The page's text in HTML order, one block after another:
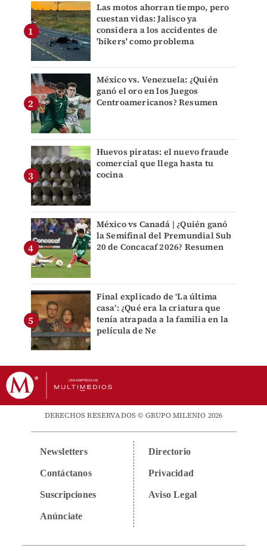
Las motos ahorran tiempo, pero
cuestan vidas: Jalisco ya
considera a los accidentes de
'bikers' como problema
México vs. Venezuela: ¿Quién
ganó el oro en los Juegos
Centroamericanos? Resumen
Huevos piratas: el nuevo fraude
comercial que llega hasta tu
cocina
México vs Canadá | ¿Quién ganó
la Semifinal del Premundial Sub
20 de Concacaf 2026? Resumen
Final explicado de ‘La última
casa’: ¿Qué era la criatura que
tenía atrapada a la familia en la
película de Ne
DERECHOS RESERVADOS © GRUPO MILENIO 2026
Newsletters
Contáctanos
Suscripciones
Anúnciate
Directorio
Privacidad
Aviso Legal